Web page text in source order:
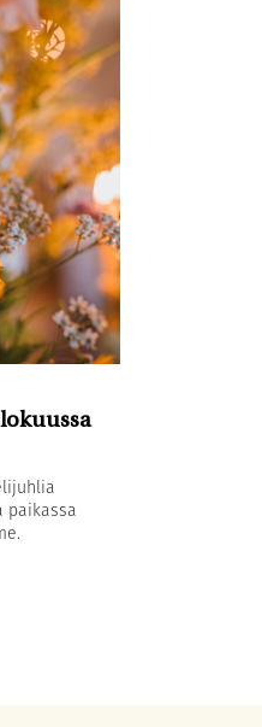
paikassa